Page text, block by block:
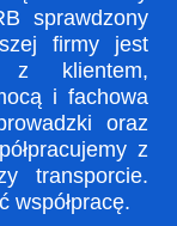
sprawdzony
firmy jest
z klientem,
i fachowa
oraz
z
transporcie.
współpracę.